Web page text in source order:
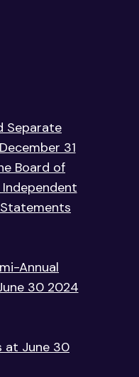
Separate
31
Board of
Annual
30 2024
at June 30